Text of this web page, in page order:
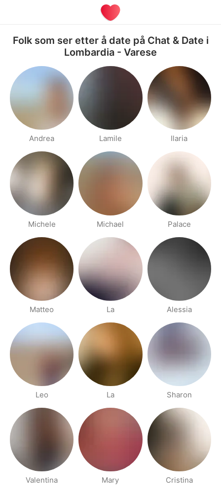
Folk som ser etter å date på Chat & Date i
Lombardia - Varese
Andrea Lamile Ilaria
Michele Michael Palace
Matteo La Alessia
Leo La Sharon
Valentina Mary Cristina